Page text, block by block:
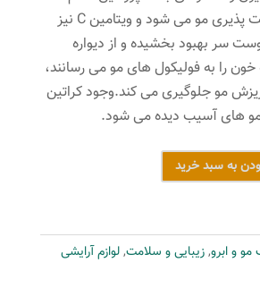
باعث تقویت و حالت پذیری مو می شود و ویتامین C نیز
سر بهبود بخشیده و از دیواره
را به فولیکول های مو می رسانند،
مو جلوگیری می کند.وجود کراتین
های آسیب دیده می شود.
به سبد خرید
مو و ابرو,زیبایی و سلامت,لوازم آرایشی